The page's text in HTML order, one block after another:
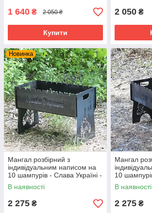
1 640 ₴ 2 050 ₴
Купити
2 050 ₴
Новинка
Мангал розбірний з
індивідуальним написом на
10 шампурів - Слава Україні -
Героям Слава.
В наявності
2 275 ₴
Мангал
10
–
В наявності
2 275 ₴